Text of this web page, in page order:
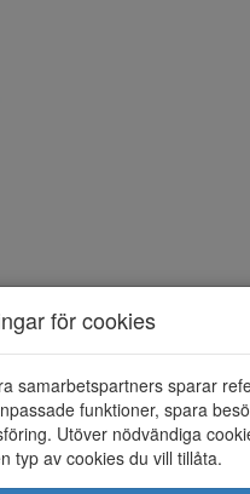
för cookies
samarbetspartners sparar
funktioner, spara
Utöver nödvändiga
typ av cookies du vill tillåta.